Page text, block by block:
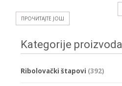
производа.
ПРОЧИТАЈТЕ ЈОШ
Kategorije proizvoda
Ribolovački štapovi (392)